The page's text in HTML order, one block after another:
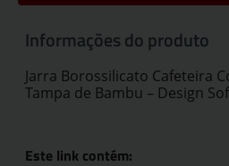
Informações do produto
Jarra Borossilicato Cafeteira
Tampa de Bambu – Design
Este link contém: